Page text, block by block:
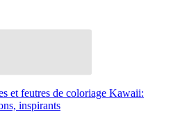
et feutres de coloriage Kawaii:
inspirants